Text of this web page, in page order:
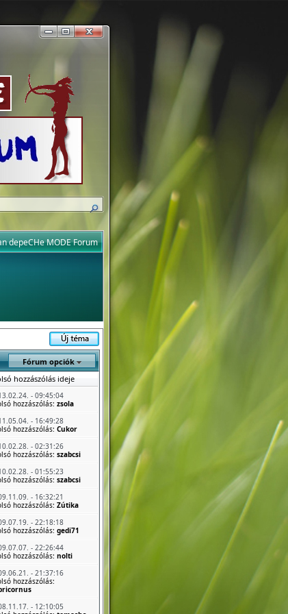
depeCHe MODE Forum
Fórum opciók
hozzászólás ideje
- 09:45:04
hozzászólás: zsola
- 16:49:28
hozzászólás: Cukor
- 02:31:26
hozzászólás: szabcsi
- 01:55:23
hozzászólás: szabcsi
- 16:32:21
hozzászólás: Zútika
- 22:18:18
hozzászólás: gedi71
- 22:26:44
hozzászólás: nolti
- 21:37:16
hozzászólás:
- 12:10:05